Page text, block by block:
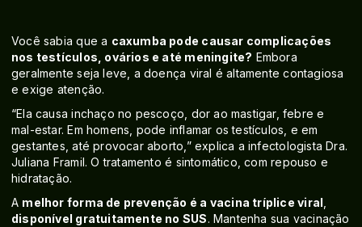
Você sabia que a caxumba pode causar complicações
nos testículos, ovários e até meningite? Embora
geralmente seja leve, a doença viral é altamente contagiosa
e exige atenção.
“Ela causa inchaço no pescoço, dor ao mastigar, febre e
mal-estar. Em homens, pode inflamar os testículos, e em
gestantes, até provocar aborto,” explica a infectologista Dra.
Juliana Framil. O tratamento é sintomático, com repouso e
hidratação.
A melhor forma de prevenção é a vacina tríplice viral
disponível gratuitamente no SUS. Mantenha sua vacinação